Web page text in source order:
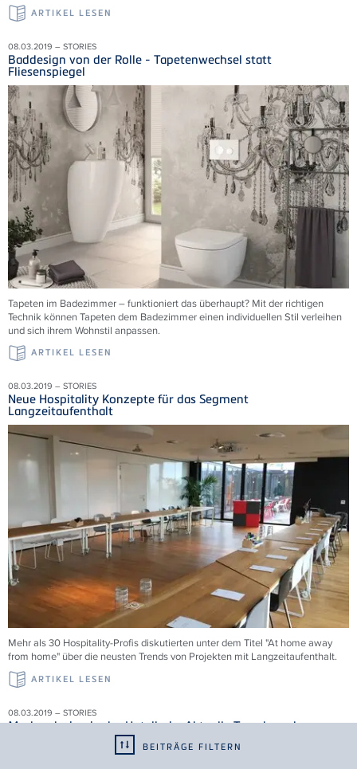
BEITRÄGE FILTERN
ARTIKEL LESEN
08.03.2019 – STORIES
Baddesign von der Rolle - Tapetenwechsel statt
Fliesenspiegel
Tapeten im Badezimmer – funktioniert das überhaupt? Mit der richtigen
Technik können Tapeten dem Badezimmer einen individuellen Stil verleihen
und sich ihrem Wohnstil anpassen.
ARTIKEL LESEN
08.03.2019 – STORIES
Neue Hospitality Konzepte für das Segment
Langzeitaufenthalt
Mehr als 30 Hospitality-Profis diskutierten unter dem Titel "At home away
from home" über die neusten Trends von Projekten mit Langzeitaufenthalt.
ARTIKEL LESEN
08.03.2019 – STORIES
Markendesign in der Hotellerie: Aktuelle Trends und